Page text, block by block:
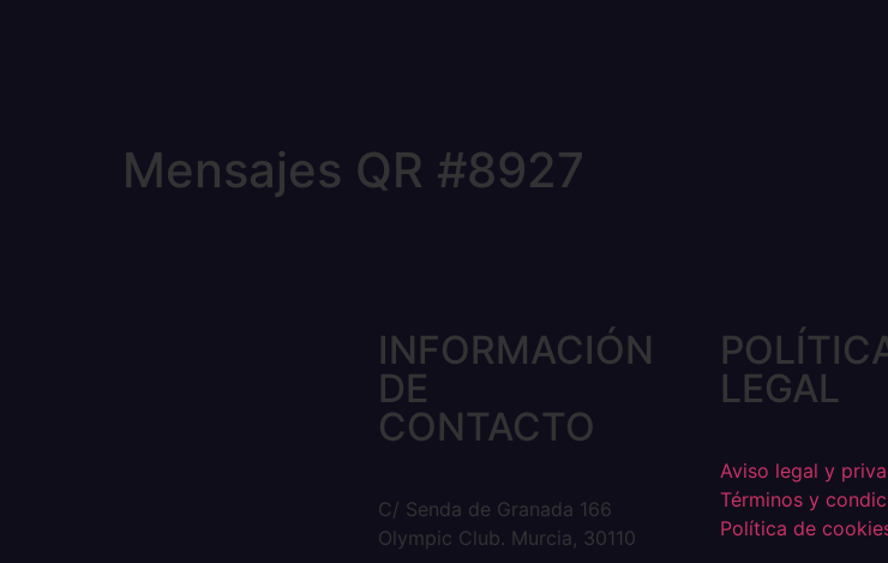
Mensajes QR #8927
INFORMACIÓN
DE
CONTACTO
C/ Senda de Granada 166
Olympic Club. Murcia, 30110
LEGAL
Aviso legal y
Términos y
Política de